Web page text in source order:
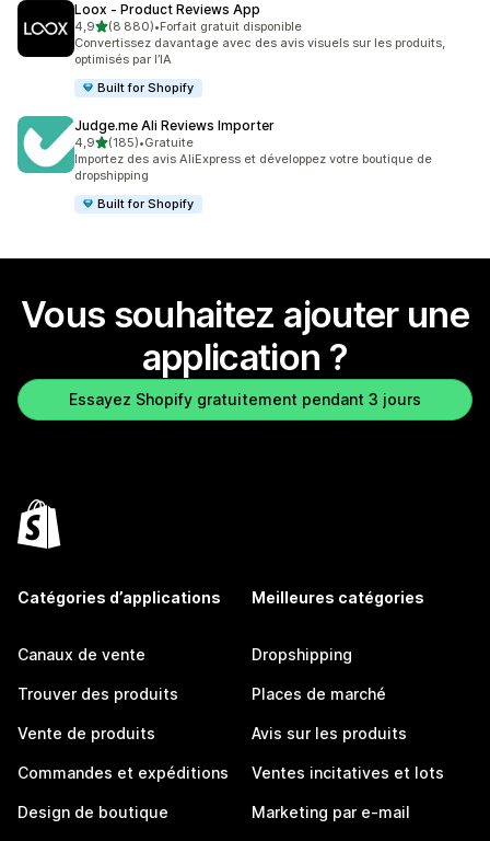
Loox ‑ Product Reviews App
4,9étoile(s) sur 5
(8 880)
8880 avis au total
•Forfait gratuit disponible
Convertissez davantage avec des avis visuels sur les produits,
optimisés par l’IA
Built for Shopify
Judge.me Ali Reviews Importer
4,9étoile(s) sur 5
(185)
185 avis au total
•Gratuite
Importez des avis AliExpress et développez votre boutique de
dropshipping
Built for Shopify
Vous souhaitez ajouter une
application ?
Essayez Shopify gratuitement pendant 3 jours
Catégories d’applications
Canaux de vente
Trouver des produits
Vente de produits
Commandes et expéditions
Design de boutique
Meilleures catégories
Dropshipping
Places de marché
Avis sur les produits
Ventes incitatives et lots
Marketing par e-mail